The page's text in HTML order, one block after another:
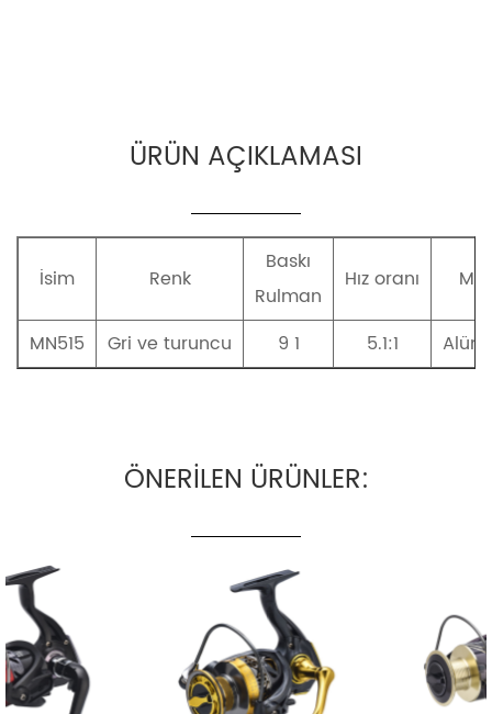
ÜRÜN AÇIKLAMASI
İsim Renk
Baskı
Rulman
Hız oranı
MN515 Gri ve turuncu 9 1 5.1:1
ÖNERİLEN ÜRÜNLER: